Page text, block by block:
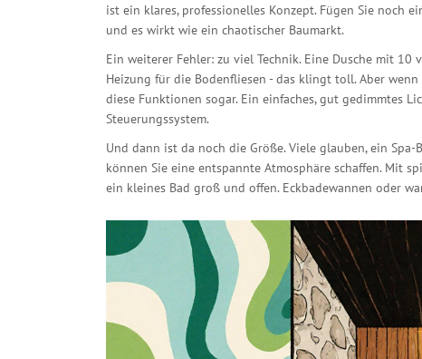
ist ein klares, professionelles Konzept. Fügen Sie noch
und es wirkt wie ein chaotischer Baumarkt.
Ein weiterer Fehler: zu viel Technik. Eine Dusche mit 10
Heizung für die Bodenfliesen - das klingt toll. Aber
diese Funktionen sogar. Ein einfaches, gut gedimmtes
Steuerungssystem.
Und dann ist da noch die Größe. Viele glauben, ein
können Sie eine entspannte Atmosphäre schaffen. Mit
ein kleines Bad groß und offen. Eckbadewannen oder